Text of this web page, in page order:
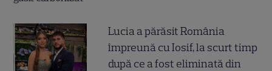
Lucia a părăsit România
împreună cu Iosif, la scurt timp
după ce a fost eliminată din